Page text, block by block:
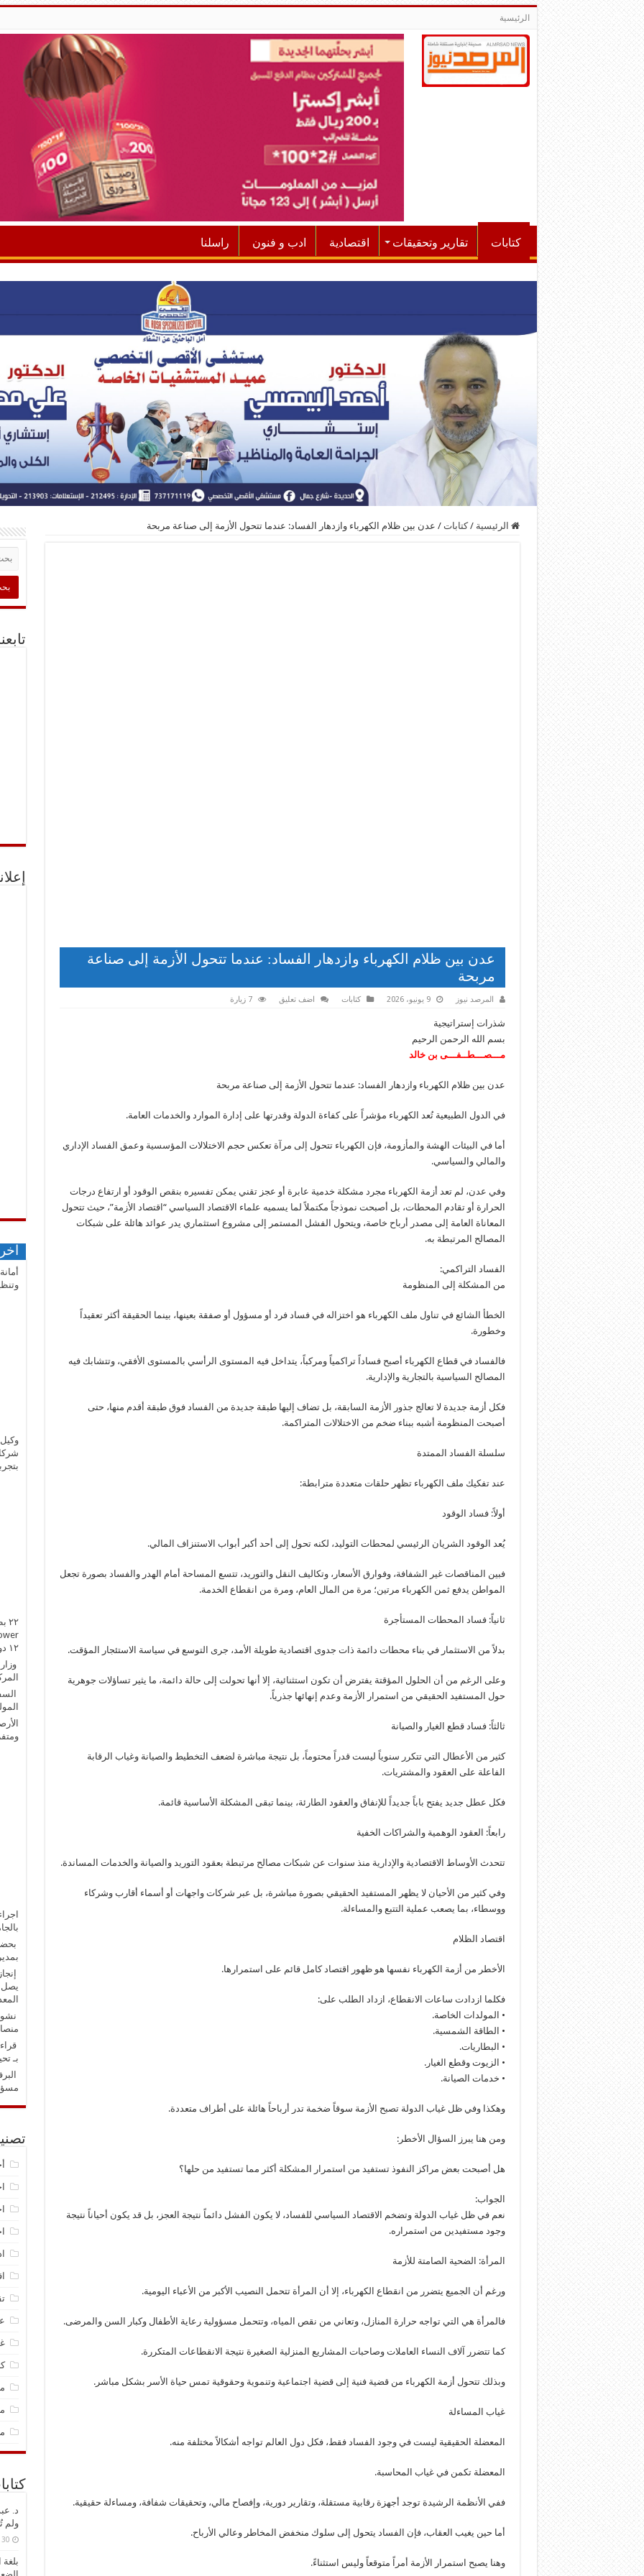
الرئيسية
كتابات تقارير وتحقيقات اقتصادية ادب و فنون راسلنا
الرئيسية / كتابات / عدن بين ظلام الكهرباء وازدهار الفساد: عندما تتحول الأزمة إلى صناعة مربحة
عدن بين ظلام الكهرباء وازدهار الفساد: عندما تتحول الأزمة إلى صناعة
مربحة
المرصد نيوز 9 يونيو، 2026 كتابات اضف تعليق 7 زيارة
شذرات إستراتيجية
بسم الله الرحمن الرحيم
مـــصـــطــفـــى بن خالد
عدن بين ظلام الكهرباء وازدهار الفساد: عندما تتحول الأزمة إلى صناعة مربحة
في الدول الطبيعية تُعد الكهرباء مؤشراً على كفاءة الدولة وقدرتها على إدارة الموارد والخدمات العامة.
أما في البيئات الهشة والمأزومة، فإن الكهرباء تتحول إلى مرآة تعكس حجم الاختلالات المؤسسية وعمق الفساد الإداري
والمالي والسياسي.
وفي عدن، لم تعد أزمة الكهرباء مجرد مشكلة خدمية عابرة أو عجز تقني يمكن تفسيره بنقص الوقود أو ارتفاع درجات
الحرارة أو تقادم المحطات، بل أصبحت نموذجاً مكتملاً لما يسميه علماء الاقتصاد السياسي “اقتصاد الأزمة”، حيث تتحول
المعاناة العامة إلى مصدر أرباح خاصة، ويتحول الفشل المستمر إلى مشروع استثماري يدر عوائد هائلة على شبكات
المصالح المرتبطة به.
الفساد التراكمي:
من المشكلة إلى المنظومة
الخطأ الشائع في تناول ملف الكهرباء هو اختزاله في فساد فرد أو مسؤول أو صفقة بعينها، بينما الحقيقة أكثر تعقيداً
وخطورة.
فالفساد في قطاع الكهرباء أصبح فساداً تراكمياً ومركباً، يتداخل فيه المستوى الرأسي بالمستوى الأفقي، وتتشابك فيه
المصالح السياسية بالتجارية والإدارية.
فكل أزمة جديدة لا تعالج جذور الأزمة السابقة، بل تضاف إليها طبقة جديدة من الفساد فوق طبقة أقدم منها، حتى
أصبحت المنظومة أشبه ببناء ضخم من الاختلالات المتراكمة.
سلسلة الفساد الممتدة
عند تفكيك ملف الكهرباء تظهر حلقات متعددة مترابطة:
أولاً: فساد الوقود
يُعد الوقود الشريان الرئيسي لمحطات التوليد، لكنه تحول إلى أحد أكبر أبواب الاستنزاف المالي.
فبين المناقصات غير الشفافة، وفوارق الأسعار، وتكاليف النقل والتوريد، تتسع المساحة أمام الهدر والفساد بصورة تجعل
المواطن يدفع ثمن الكهرباء مرتين؛ مرة من المال العام، ومرة من انقطاع الخدمة.
ثانياً: فساد المحطات المستأجرة
بدلاً من الاستثمار في بناء محطات دائمة ذات جدوى اقتصادية طويلة الأمد، جرى التوسع في سياسة الاستئجار المؤقت.
وعلى الرغم من أن الحلول المؤقتة يفترض أن تكون استثنائية، إلا أنها تحولت إلى حالة دائمة، ما يثير تساؤلات جوهرية
حول المستفيد الحقيقي من استمرار الأزمة وعدم إنهائها جذرياً.
ثالثاً: فساد قطع الغيار والصيانة
كثير من الأعطال التي تتكرر سنوياً ليست قدراً محتوماً، بل نتيجة مباشرة لضعف التخطيط والصيانة وغياب الرقابة
الفاعلة على العقود والمشتريات.
فكل عطل جديد يفتح باباً جديداً للإنفاق والعقود الطارئة، بينما تبقى المشكلة الأساسية قائمة.
رابعاً: العقود الوهمية والشراكات الخفية
تتحدث الأوساط الاقتصادية والإدارية منذ سنوات عن شبكات مصالح مرتبطة بعقود التوريد والصيانة والخدمات المساندة.
وفي كثير من الأحيان لا يظهر المستفيد الحقيقي بصورة مباشرة، بل عبر شركات واجهات أو أسماء أقارب وشركاء
ووسطاء، بما يصعب عملية التتبع والمساءلة.
اقتصاد الظلام
الأخطر من أزمة الكهرباء نفسها هو ظهور اقتصاد كامل قائم على استمرارها.
فكلما ازدادت ساعات الانقطاع، ازداد الطلب على:
• المولدات الخاصة.
• الطاقة الشمسية.
• البطاريات.
• الزيوت وقطع الغيار.
• خدمات الصيانة.
وهكذا وفي ظل غياب الدولة تصبح الأزمة سوقاً ضخمة تدر أرباحاً هائلة على أطراف متعددة.
ومن هنا يبرز السؤال الأخطر:
هل أصبحت بعض مراكز النفوذ تستفيد من استمرار المشكلة أكثر مما تستفيد من حلها؟
الجواب:
نعم في ظل غياب الدولة وتضخم الاقتصاد السياسي للفساد، لا يكون الفشل دائماً نتيجة العجز، بل قد يكون أحياناً نتيجة
وجود مستفيدين من استمراره.
المرأة: الضحية الصامتة للأزمة
ورغم أن الجميع يتضرر من انقطاع الكهرباء، إلا أن المرأة تتحمل النصيب الأكبر من الأعباء اليومية.
فالمرأة هي التي تواجه حرارة المنازل، وتعاني من نقص المياه، وتتحمل مسؤولية رعاية الأطفال وكبار السن والمرضى.
كما تتضرر آلاف النساء العاملات وصاحبات المشاريع المنزلية الصغيرة نتيجة الانقطاعات المتكررة.
وبذلك تتحول أزمة الكهرباء من قضية فنية إلى قضية اجتماعية وتنموية وحقوقية تمس حياة الأسر بشكل مباشر.
غياب المساءلة
المعضلة الحقيقية ليست في وجود الفساد فقط، فكل دول العالم تواجه أشكالاً مختلفة منه.
المعضلة تكمن في غياب المحاسبة.
ففي الأنظمة الرشيدة توجد أجهزة رقابية مستقلة، وتقارير دورية، وإفصاح مالي، وتحقيقات شفافة، ومساءلة حقيقية.
أما حين يغيب العقاب، فإن الفساد يتحول إلى سلوك منخفض المخاطر وعالي الأرباح.
وهنا يصبح استمرار الأزمة أمراً متوقعاً وليس استثناءً.
١٢ دولة
يصل
بـ
د.
ولم
30 يونيو، 2026